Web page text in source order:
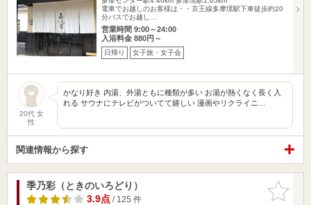
電車でお越しのお客様は・・京王線多摩境駅下車徒歩約20
分バスでお越し…
営業時間 9:00～24:00
入浴料金 880円～
日帰り 女子旅・女子会
20代 女
性
かなり好き 内湯、外湯ともに種類が多い お湯が熱くなく長く入
れる サウナにテレビがついてて嬉しい 漫画やリクライニ…
関連情報から探す
お気に入
りに追加
季乃彩（ときのいろどり）
3.9点/ 125 件